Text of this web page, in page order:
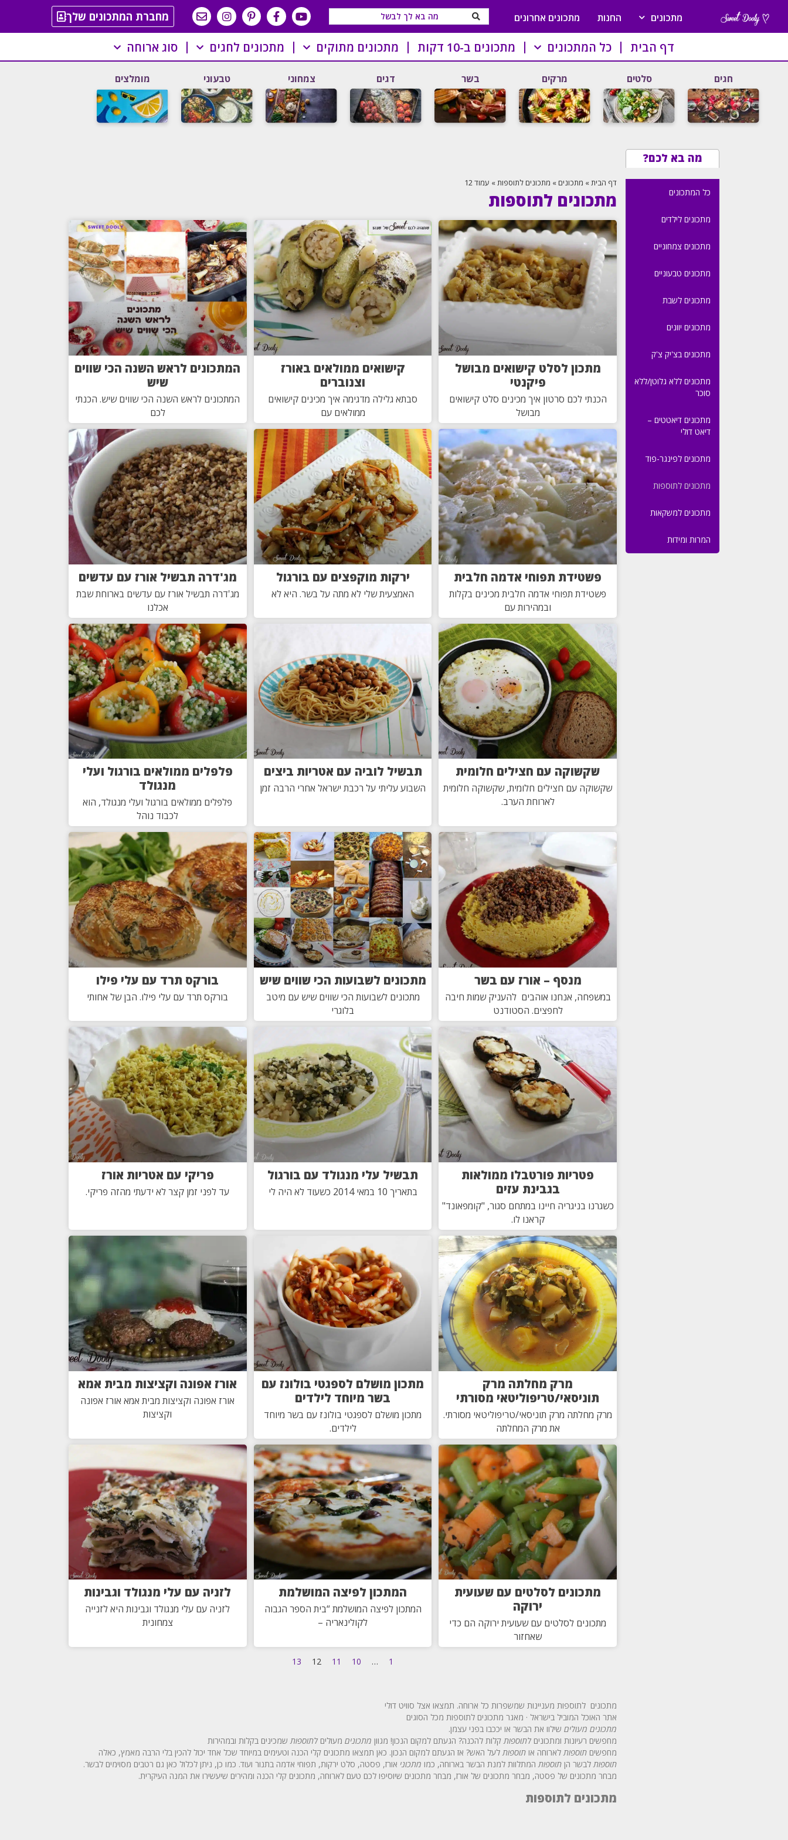
מתכונים החנות מתכונים אחרונים מחברת המתכונים שלך
דף הבית כל המתכונים מתכונים ב-10 דקות מתכונים מתוקים מתכונים לחגים סוג ארוחה
חגים סלטים מרקים בשר דגים צמחוני טבעוני מומלצים
מה בא לכם?
כל המתכונים
מתכונים לילדים
מתכונים צמחוניים
מתכונים טבעוניים
מתכונים לשבת
מתכונים יוונים
מתכונים בצ'יק צ'ק
מתכונים ללא גלוטן/ללא
סוכר
מתכונים דיאטטים –
דיאט דולי
מתכונים לפינגר-פוד
מתכונים לתוספות
מתכונים למשקאות
המרות ומידות
דף הבית» מתכונים» מתכונים לתוספות» עמוד 12
מתכונים לתוספות
מתכון לסלט קישואים מבושל
פיקנטי
הכנתי לכם סרטון איך מכינים סלט קישואים
מבושל
קישואים ממולאים באורז
וצנוברים
סבתא גלילה מדגימה איך מכינים קישואים
ממולאים עם
המתכונים לראש השנה הכי שווים
שיש
המתכונים לראש השנה הכי שווים שיש. הכנתי
לכם
פשטידת תפוחי אדמה חלבית
פשטידת תפוחי אדמה חלבית מכינים בקלות
ובמהירות עם
ירקות מוקפצים עם בורגול
האמצעית שלי לא מתה על בשר. היא לא
מג'דרה תבשיל אורז עם עדשים
מג'דרה תבשיל אורז עם עדשים בארוחת שבת
אכלנו
שקשוקה עם חצילים חלומית
שקשוקה עם חצילים חלומית, שקשוקה חלומית
לארוחת הערב.
תבשיל לוביה עם אטריות ביצים
השבוע עליתי על רכבת ישראל אחרי הרבה זמן
פלפלים ממולאים בורגול ועלי
מנגולד
פלפלים ממולאים בורגול ועלי מנגולד, הוא
לכבוד נוהל
מנסף – אורז עם בשר
במשפחה, אנחנו אוהבים להעניק שמות חיבה
לחפצים. הסטודנט
מתכונים לשבועות הכי שווים שיש
מתכונים לשבועות הכי שווים שיש עם מיטב
בלוגרי
בורקס תרד עם עלי פילו
בורקס תרד עם עלי פילו. הבן של אחותי
פטריות פורטבלו ממולאות
בגבינת עזים
כשגרנו בניגריה חיינו במתחם סגור, "קומפאונד"
קראנו לו.
תבשיל עלי מנגולד עם בורגול
בתאריך 10 במאי 2014 כשעוד לא היה לי
פריקי עם אטריות אורז
עד לפני זמן קצר לא ידעתי מהזה פריקי.
מרק מחלתה מרק
תוניסאי/טריפוליטאי מסורתי
מרק מחלתה מרק תוניסאי/טריפוליטאי מסורתי.
את מרק המחלתה
מתכון מושלם לספגטי בולונז עם
בשר מיוחד לילדים
מתכון מושלם לספגטי בולונז עם בשר מיוחד
לילדים.
אורז אפונה וקציצות מבית אמא
אורז אפונה וקציצות מבית אמא אורז אפונה
וקציצות
מתכונים לסלטים עם שעועית
ירוקה
מתכונים לסלטים עם שעועית ירוקה הם כדי
שאחזור
המתכון לפיצה המושלמת
המתכון לפיצה המושלמת “בית הספר הגבוה
לקולינאריה –
לזניה עם עלי מנגולד וגבינות
לזניה עם עלי מנגולד וגבינות היא לזנייה
צמחונית
1
…
10
11
12
13
מתכונים לתוספות מעניינות שמשפרות כל ארוחה. תמצאו אצל סוויט דולי
אתר האוכל המוביל בישראל · מאגר מתכונים לתוספות מכל הסוגים
מתכונים מעולים שילוו את הבשר או יככבו בפני עצמן.
מחפשים רעיונות ומתכונים לתוספותקלות להכנה? הגעתם למקום הנכון! מגוון מתכונים מעולים לתוספותשמכינים בקלות ובמהירות
מחפשים תוספותלארוחה או תוספותלעל האש? אז הגעתם למקום הנכון. כאן תמצאו מתכונים קלי הכנה וטעימים במיוחד שכל אחד יכול להכין בלי הרבה מאמץ, כאלה
תוספותלבשר הן תוספותהמתלוות למנת הבשר בארוחה, כמו מתכוני אורז, פסטה, סלט ירקות, תפוחי אדמה בתנור ועוד. כמו כן, ניתן לכלול כאן גם רטבים מסוימים לבשר.
מבחר מתכונים של פסטה, מבחר מתכונים של אורז, מבחר מתכונים שיוסיפו לכם טעם לארוחה, מתכונים קלי הכנה ומהירים שיעשירו את המנה העיקרית.
מתכונים לתוספות